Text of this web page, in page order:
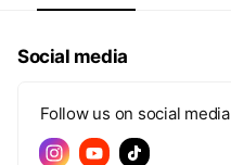
Social media
Follow us on social media